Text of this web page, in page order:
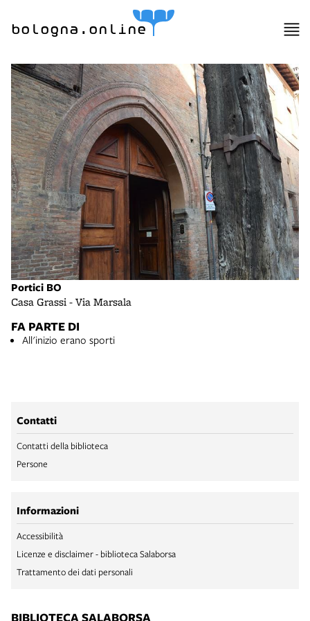
bologna.online
Portici BO
Casa Grassi - Via Marsala
FA PARTE DI
All'inizio erano sporti
Contatti
Contatti della biblioteca
Persone
Informazioni
Accessibilità
Licenze e disclaimer - biblioteca Salaborsa
Trattamento dei dati personali
BIBLIOTECA SALABORSA